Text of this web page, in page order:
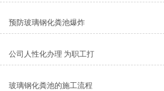
预防玻璃钢化粪池爆炸
公司人性化办理 为职工打
玻璃钢化粪池的施工流程